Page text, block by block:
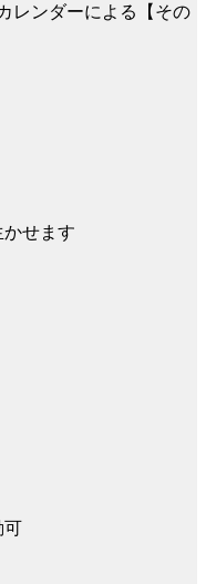
ンダーによる【その
せます
可